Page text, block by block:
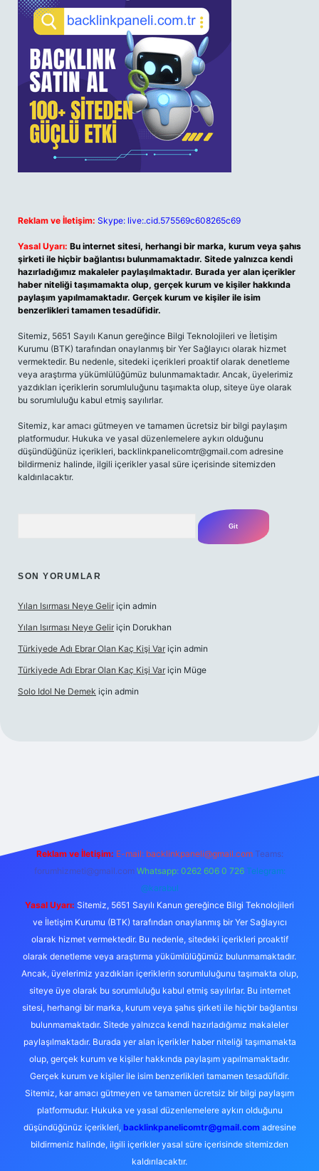
Reklam ve İletişim: Skype: live:.cid.575569c608265c69
Yasal Uyarı: Bu internet sitesi, herhangi bir marka, kurum veya şahıs
şirketi ile hiçbir bağlantısı bulunmamaktadır. Sitede yalnızca kendi
hazırladığımız makaleler paylaşılmaktadır. Burada yer alan içerikler
haber niteliği taşımamakta olup, gerçek kurum ve kişiler hakkında
paylaşım yapılmamaktadır. Gerçek kurum ve kişiler ile isim
benzerlikleri tamamen tesadüfidir.
Sitemiz, 5651 Sayılı Kanun gereğince Bilgi Teknolojileri ve İletişim
Kurumu (BTK) tarafından onaylanmış bir Yer Sağlayıcı olarak hizmet
vermektedir. Bu nedenle, sitedeki içerikleri proaktif olarak denetleme
veya araştırma yükümlülüğümüz bulunmamaktadır. Ancak, üyelerimiz
yazdıkları içeriklerin sorumluluğunu taşımakta olup, siteye üye olarak
bu sorumluluğu kabul etmiş sayılırlar.
Sitemiz, kar amacı gütmeyen ve tamamen ücretsiz bir bilgi paylaşım
platformudur. Hukuka ve yasal düzenlemelere aykırı olduğunu
düşündüğünüz içerikleri, backlinkpanelicomtr@gmail.com adresine
bildirmeniz halinde, ilgili içerikler yasal süre içerisinde sitemizden
kaldırılacaktır.
SON YORUMLAR
Yılan Isırması Neye Gelir için admin
Yılan Isırması Neye Gelir için Dorukhan
Türkiyede Adı Ebrar Olan Kaç Kişi Var için admin
Türkiyede Adı Ebrar Olan Kaç Kişi Var için Müge
Solo Idol Ne Demek için admin
Reklam ve İletişim: E-mail: backlinkpaneli@gmail.com Teams:
forumhizmeti@gmail.com Whatsapp: 0262 606 0 726 Telegram:
@karabul
Yasal Uyarı: Sitemiz, 5651 Sayılı Kanun gereğince Bilgi Teknolojileri
ve İletişim Kurumu (BTK) tarafından onaylanmış bir Yer Sağlayıcı
olarak hizmet vermektedir. Bu nedenle, sitedeki içerikleri proaktif
olarak denetleme veya araştırma yükümlülüğümüz bulunmamaktadır.
Ancak, üyelerimiz yazdıkları içeriklerin sorumluluğunu taşımakta olup,
siteye üye olarak bu sorumluluğu kabul etmiş sayılırlar. Bu internet
sitesi, herhangi bir marka, kurum veya şahıs şirketi ile hiçbir bağlantısı
bulunmamaktadır. Sitede yalnızca kendi hazırladığımız makaleler
paylaşılmaktadır. Burada yer alan içerikler haber niteliği taşımamakta
olup, gerçek kurum ve kişiler hakkında paylaşım yapılmamaktadır.
Gerçek kurum ve kişiler ile isim benzerlikleri tamamen tesadüfidir.
Sitemiz, kar amacı gütmeyen ve tamamen ücretsiz bir bilgi paylaşım
platformudur. Hukuka ve yasal düzenlemelere aykırı olduğunu
düşündüğünüz içerikleri, backlinkpanelicomtr@gmail.comadresine
bildirmeniz halinde, ilgili içerikler yasal süre içerisinde sitemizden
kaldırılacaktır.